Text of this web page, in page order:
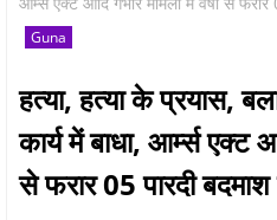
Guna
हत्या, हत्या के प्रयास,
कार्य में बाधा, आर्म्स एक्ट
से फरार 05 पारदी बदमाश